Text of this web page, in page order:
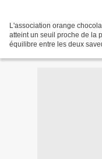
L'association orange
atteint un seuil proche de la
équilibre entre les deux